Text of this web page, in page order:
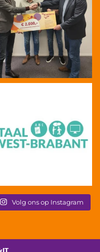
Volg ons op Instagram